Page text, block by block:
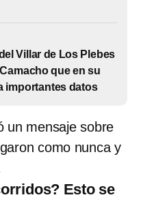
Villar de Los Plebes
que en su
importantes datos
un mensaje sobre
como nunca y
Esto se